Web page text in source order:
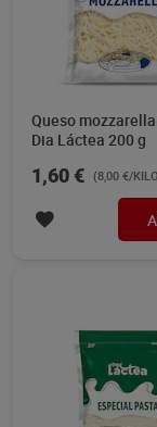
Queso
Dia Láctea 200 g
1,60 € (8,00 €/